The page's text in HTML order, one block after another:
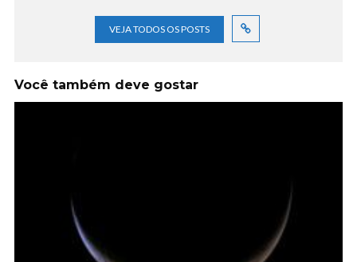
VEJA TODOS OS POSTS
Você também deve gostar